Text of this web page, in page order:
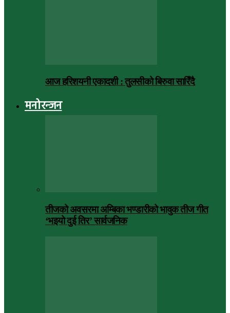
आज हरिशयनी एकादशी : तुलसीको बिरुवा सारिँदै
मनोरन्जन
तीजको अवसरमा अम्बिका भण्डारीको भावुक तीज गीत
‘भइयो दुई तिर’ सार्वजनिक